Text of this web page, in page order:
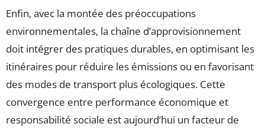
Enfin, avec la montée des préoccupations
environnementales, la chaîne d’approvisionnement
doit intégrer des pratiques durables, en optimisant les
itinéraires pour réduire les émissions ou en favorisant
des modes de transport plus écologiques. Cette
convergence entre performance économique et
responsabilité sociale est aujourd’hui un facteur de